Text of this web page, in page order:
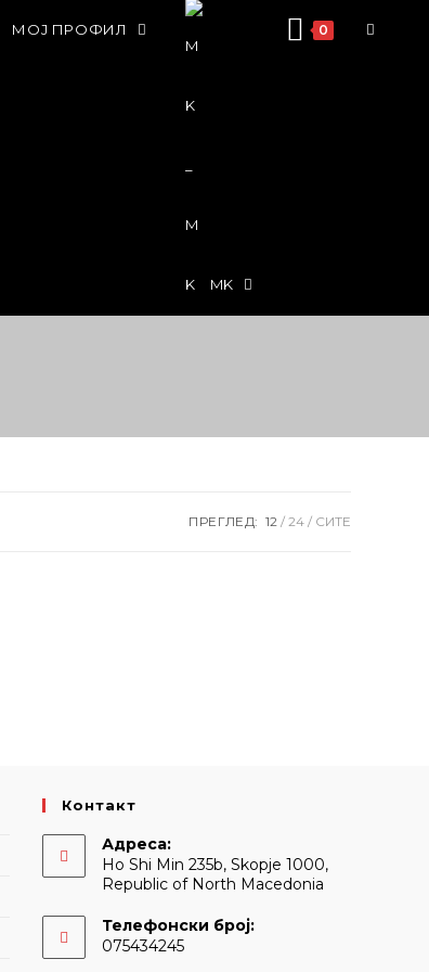
МОЈ ПРОФИЛ
MK
0
ПРЕГЛЕД: 12 24 СИТЕ
Контакт
Адреса:
Ho Shi Min 235b, Skopje 1000,
Republic of North Macedonia
Телефонски број:
075434245